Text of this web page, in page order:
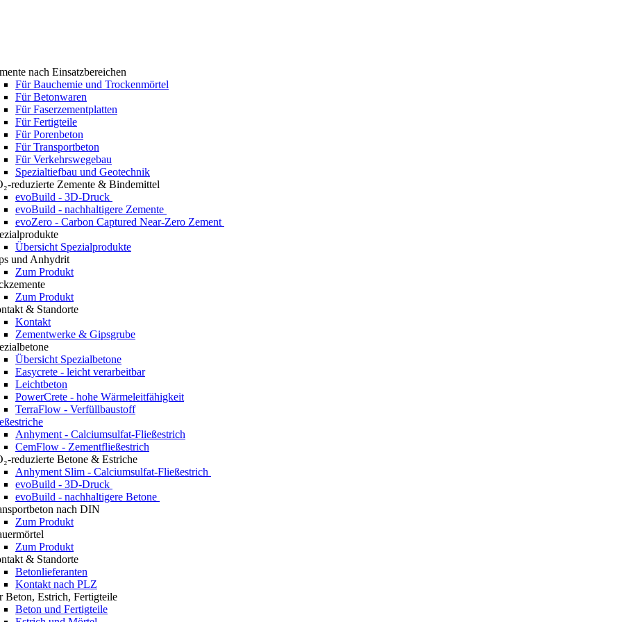
nach Einsatzbereichen
Für Bauchemie und Trockenmörtel
Für Betonwaren
Für Faserzementplatten
Für Fertigteile
Für Porenbeton
Für Transportbeton
Für Verkehrswegebau
Spezialtiefbau und Geotechnik
reduzierte Zemente & Bindemittel
evoBuild - 3D-Druck
evoBuild - nachhaltigere Zemente
evoZero - Carbon Captured Near-Zero Zement
Übersicht Spezialprodukte
und Anhydrit
Zum Produkt
Zum Produkt
& Standorte
Kontakt
Zementwerke & Gipsgrube
Übersicht Spezialbetone
Easycrete - leicht verarbeitbar
Leichtbeton
PowerCrete - hohe Wärmeleitfähigkeit
TerraFlow - Verfüllbaustoff
Anhyment - Calciumsulfat-Fließestrich
CemFlow - Zementfließestrich
reduzierte Betone & Estriche
Anhyment Slim - Calciumsulfat-Fließestrich
evoBuild - 3D-Druck
evoBuild - nachhaltigere Betone
nach DIN
Zum Produkt
Zum Produkt
& Standorte
Betonlieferanten
Kontakt nach PLZ
Beton, Estrich, Fertigteile
Beton und Fertigteile